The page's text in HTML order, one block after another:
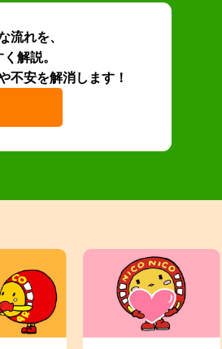
流れを、
解説。
不安を解消します！